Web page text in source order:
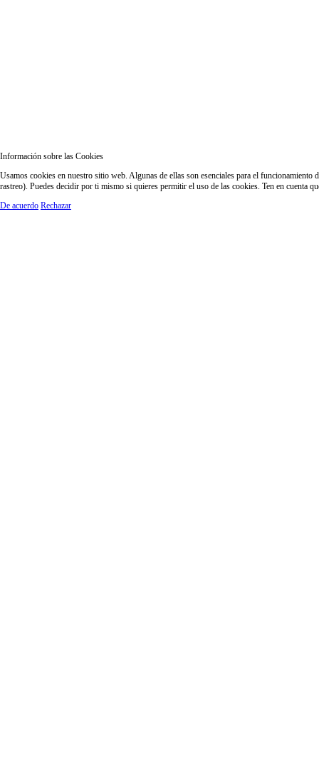
Información sobre las Cookies
Usamos cookies en nuestro sitio web. Algunas de ellas son esenciales para el
rastreo). Puedes decidir por ti mismo si quieres permitir el uso de las cookies. Ten en cuenta
De acuerdo Rechazar